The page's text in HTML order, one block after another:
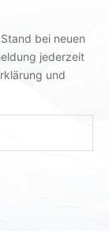
bei neuen
jederzeit
und